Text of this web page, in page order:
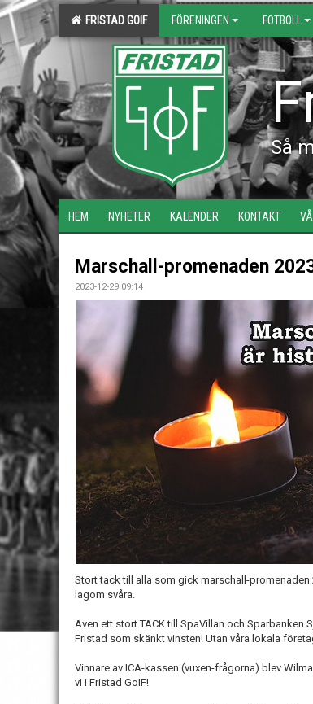
FRISTAD GOIF FÖRENINGEN FOTBOLL
Så
HEM NYHETER KALENDER KONTAKT
Marschall-promenaden
2023-12-29 09:14
Stort tack till alla som gick marschall-
lagom svåra.
Även ett stort TACK till SpaVillan och Sparbanken
Fristad som skänkt vinsten! Utan våra lokala
Vinnare av ICA-kassen (vuxen-frågorna) blev
vi i Fristad GoIF!